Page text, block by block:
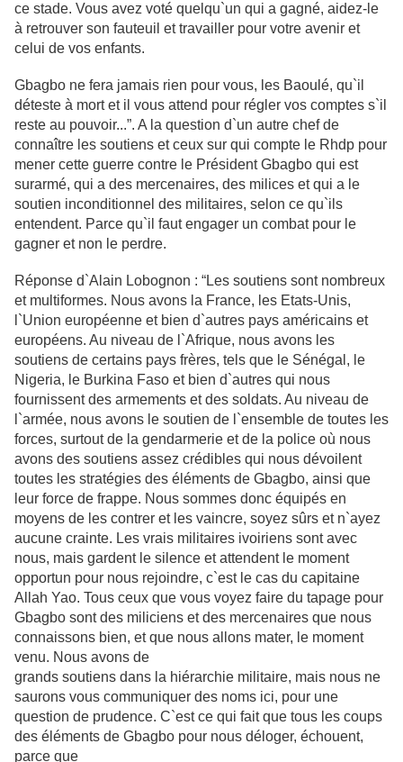
ce stade. Vous avez voté quelqu`un qui a gagné, aidez-le
à retrouver son fauteuil et travailler pour votre avenir et
celui de vos enfants.
Gbagbo ne fera jamais rien pour vous, les Baoulé, qu`il
déteste à mort et il vous attend pour régler vos comptes s`il
reste au pouvoir...”. A la question d`un autre chef de
connaître les soutiens et ceux sur qui compte le Rhdp pour
mener cette guerre contre le Président Gbagbo qui est
surarmé, qui a des mercenaires, des milices et qui a le
soutien inconditionnel des militaires, selon ce qu`ils
entendent. Parce qu`il faut engager un combat pour le
gagner et non le perdre.
Réponse d`Alain Lobognon : “Les soutiens sont nombreux
et multiformes. Nous avons la France, les Etats-Unis,
l`Union européenne et bien d`autres pays américains et
européens. Au niveau de l`Afrique, nous avons les
soutiens de certains pays frères, tels que le Sénégal, le
Nigeria, le Burkina Faso et bien d`autres qui nous
fournissent des armements et des soldats. Au niveau de
l`armée, nous avons le soutien de l`ensemble de toutes les
forces, surtout de la gendarmerie et de la police où nous
avons des soutiens assez crédibles qui nous dévoilent
toutes les stratégies des éléments de Gbagbo, ainsi que
leur force de frappe. Nous sommes donc équipés en
moyens de les contrer et les vaincre, soyez sûrs et n`ayez
aucune crainte. Les vrais militaires ivoiriens sont avec
nous, mais gardent le silence et attendent le moment
opportun pour nous rejoindre, c`est le cas du capitaine
Allah Yao. Tous ceux que vous voyez faire du tapage pour
Gbagbo sont des miliciens et des mercenaires que nous
connaissons bien, et que nous allons mater, le moment
venu. Nous avons de
grands soutiens dans la hiérarchie militaire, mais nous ne
saurons vous communiquer des noms ici, pour une
question de prudence. C`est ce qui fait que tous les coups
des éléments de Gbagbo pour nous déloger, échouent,
parce que